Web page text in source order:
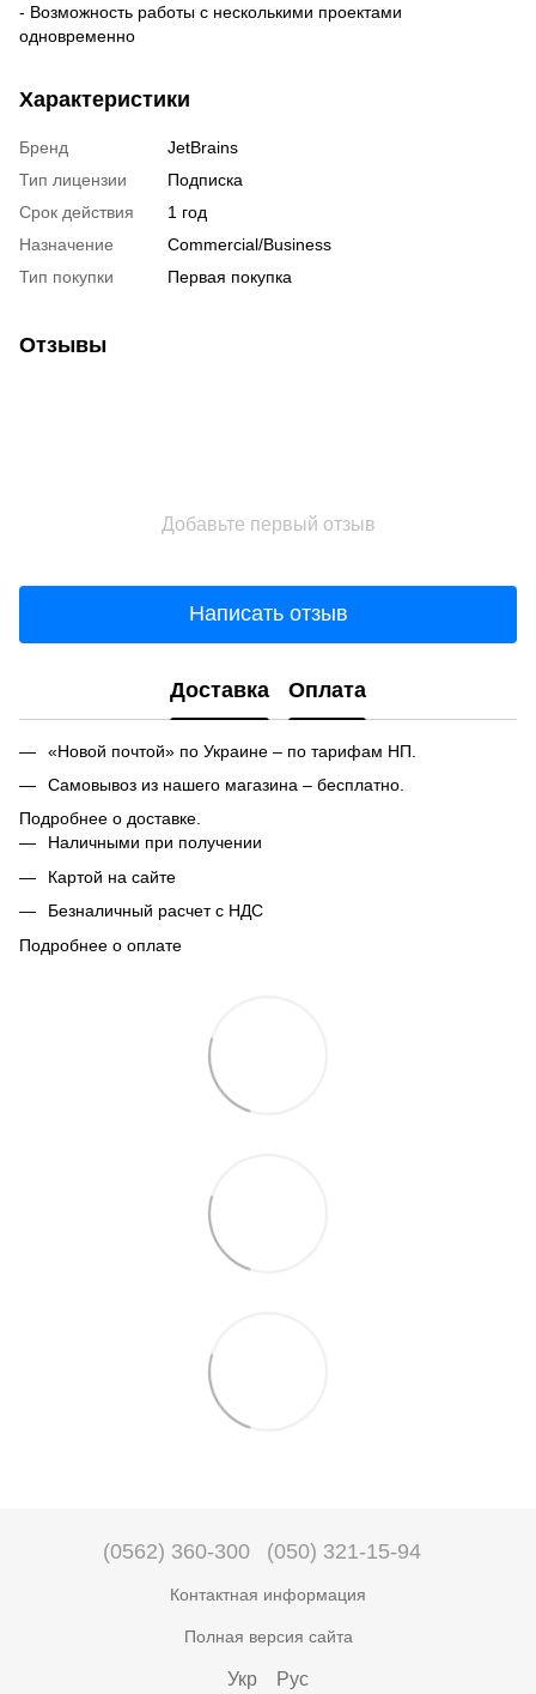
- Возможность работы с несколькими проектами
одновременно
Характеристики
Бренд
JetBrains
Тип лицензии
Подписка
Срок действия
1 год
Назначение
Commercial/Business
Тип покупки
Первая покупка
Отзывы
Добавьте первый отзыв
Написать отзыв
Доставка Оплата
«Новой почтой» по Украине – по тарифам НП.
Самовывоз из нашего магазина – бесплатно.
Подробнее о доставке.
Наличными при получении
Картой на сайте
Безналичный расчет с НДС
Подробнее о оплате
(0562) 360-300 (050) 321-15-94
Контактная информация
Полная версия сайта
Укр Рус